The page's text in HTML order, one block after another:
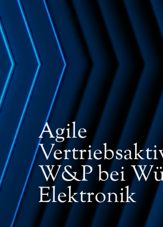
Agile
W&P bei
Elektronik